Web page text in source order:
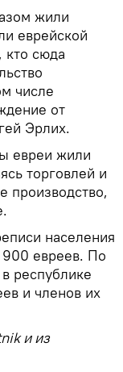
жили
еврейской
кто сюда
числе
от
Эрлих.
евреи жили
торговлей и
производство,
населения
евреев. По
республике
и членов их
и из